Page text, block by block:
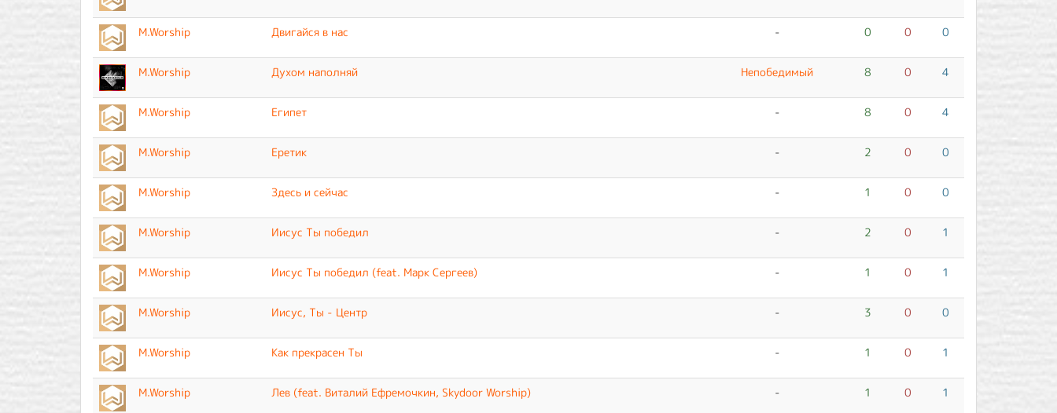
M.Worship Двигайся в нас - 0 0 0
M.Worship Духом наполняй Непобедимый 8 0 4
M.Worship Египет - 8 0 4
M.Worship Еретик - 2 0 0
M.Worship Здесь и сейчас - 1 0 0
M.Worship Иисус Ты победил - 2 0 1
M.Worship Иисус Ты победил (feat. Марк Сергеев) - 1 0 1
M.Worship Иисус, Ты - Центр - 3 0 0
M.Worship Как прекрасен Ты - 1 0 1
M.Worship Лев (feat. Виталий Ефремочкин, Skydoor Worship) - 1 0 1